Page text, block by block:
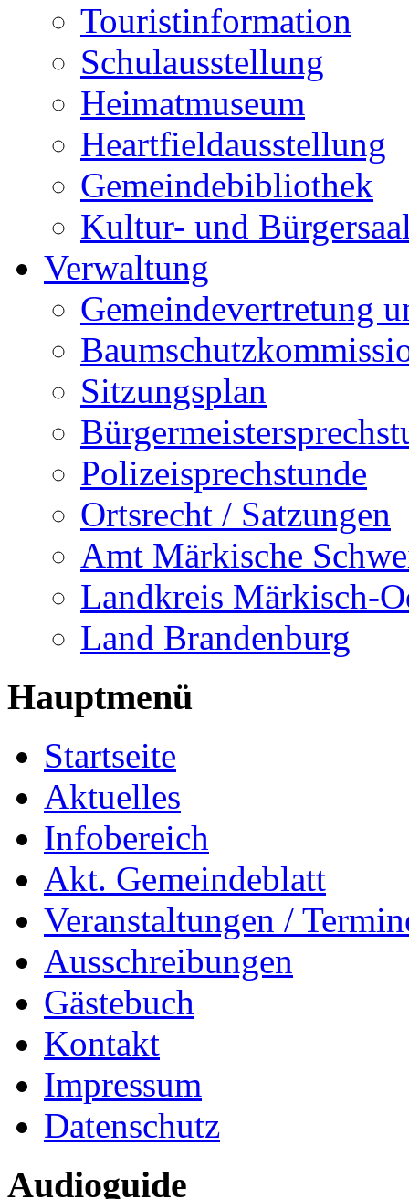
Touristinformation
Schulausstellung
Heimatmuseum
Heartfieldausstellung
Gemeindebibliothek
Kultur- und
Verwaltung
Gemeindevertretung
Sitzungsplan
Polizeisprechstunde
Ortsrecht / Satzungen
Amt Märkische
Landkreis Märkisch-
Land Brandenburg
Hauptmenü
Startseite
Aktuelles
Infobereich
Akt. Gemeindeblatt
Veranstaltungen /
Ausschreibungen
Gästebuch
Kontakt
Impressum
Datenschutz
Audioguide